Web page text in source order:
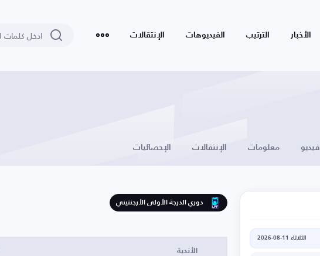
الأخبار الترتيب الفيديوهات الإنتقالات
فيديو معلومات الإنتقالات الإحصائيات
الثلاثاء 11-08-2026
دوري الدرجة الأولى الأرجنتيني
الأندية